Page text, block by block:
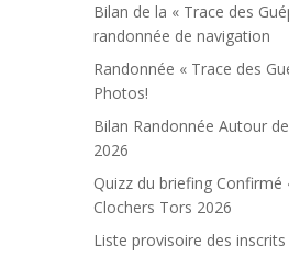
Bilan de la « Trace des
randonnée de navigation
Randonnée « Trace des
Photos!
Bilan Randonnée Autour
2026
Quizz du briefing Confirmé
Clochers Tors 2026
Liste provisoire des inscrits